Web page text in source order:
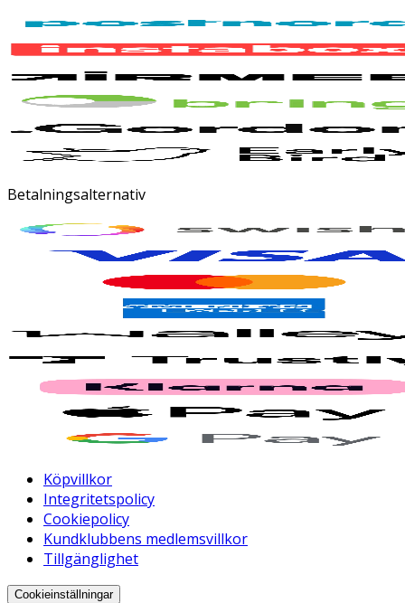
Betalningsalternativ
Köpvillkor
Integritetspolicy
Cookiepolicy
Kundklubbens medlemsvillkor
Tillgänglighet
Cookieinställningar